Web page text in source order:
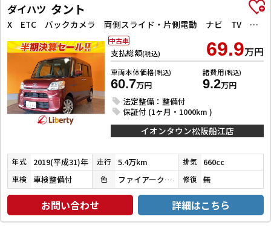
ダイハツ タント
X ETC バックカメラ 両側スライド・片側電動 ナビ TV クリアランスソナー 衝突被害軽減システム オートマチックハイビーム オートライト スマートキー アイドリングストップ
支払総額(税込) 69.9万円
車両本体価格(税込)
60.7万円
諸費用(税込)
9.2万円
法定整備：整備付
保証付 (1ヶ月・1000km )
中古車
イオンタウン松阪船江店
年式 2019(平成31)年 走行 5.4万km 排気 660cc
車検 車検整備付 色 ファイアークォーツレッドメタリック 修復 無
お問い合わせ 詳細はこちら